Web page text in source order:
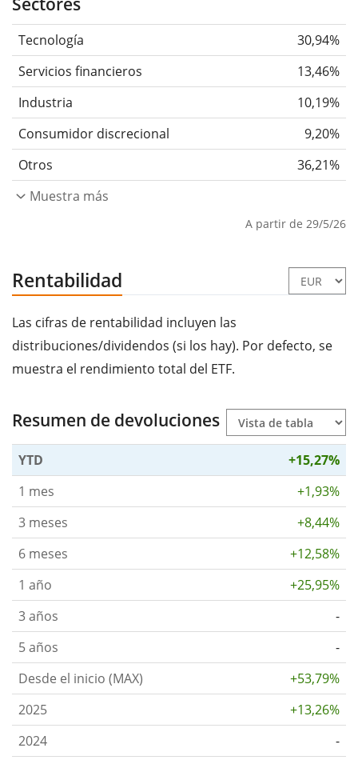
Tecnología
30,94%
Servicios financieros
13,46%
Industria
10,19%
Consumidor discrecional
9,20%
Otros
36,21%
Muestra más
A partir de 29/5/26
Rentabilidad
Las cifras de rentabilidad incluyen las
distribuciones/dividendos (si los hay). Por defecto, se
muestra el rendimiento total del ETF.
Resumen de devoluciones
YTD
+15,27%
1 mes
+1,93%
3 meses
+8,44%
6 meses
+12,58%
1 año
+25,95%
3 años
-
5 años
-
Desde el inicio (MAX)
+53,79%
2025
+13,26%
2024
-